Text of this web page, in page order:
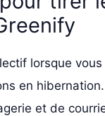
lorsque
en
et de